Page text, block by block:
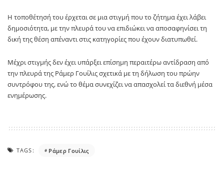
Η τοποθέτησή του έρχεται σε μια στιγμή που το ζήτημα έχει λάβει
δημοσιότητα, με την πλευρά του να επιδιώκει να αποσαφηνίσει τη
δική της θέση απέναντι στις κατηγορίες που έχουν διατυπωθεί.
Μέχρι στιγμής δεν έχει υπάρξει επίσημη περαιτέρω αντίδραση από
την πλευρά της Ράμερ Γουίλις σχετικά με τη δήλωση του πρώην
συντρόφου της, ενώ το θέμα συνεχίζει να απασχολεί τα διεθνή μέσα
ενημέρωσης.
TAGS: Ράμερ Γουίλις